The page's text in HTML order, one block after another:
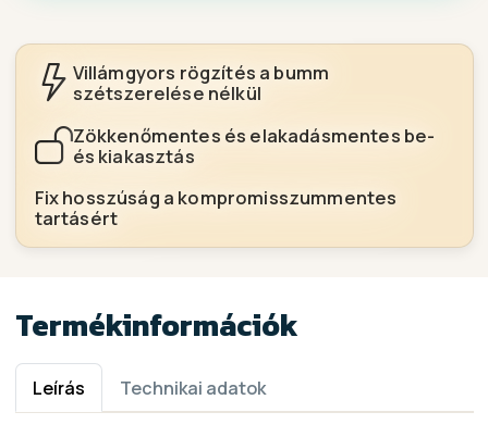
Villámgyors rögzítés a bumm
szétszerelése nélkül
Zökkenőmentes és elakadásmentes be-
és kiakasztás
Fix hosszúság a kompromisszummentes
tartásért
Termékinformációk
Leírás Technikai adatok